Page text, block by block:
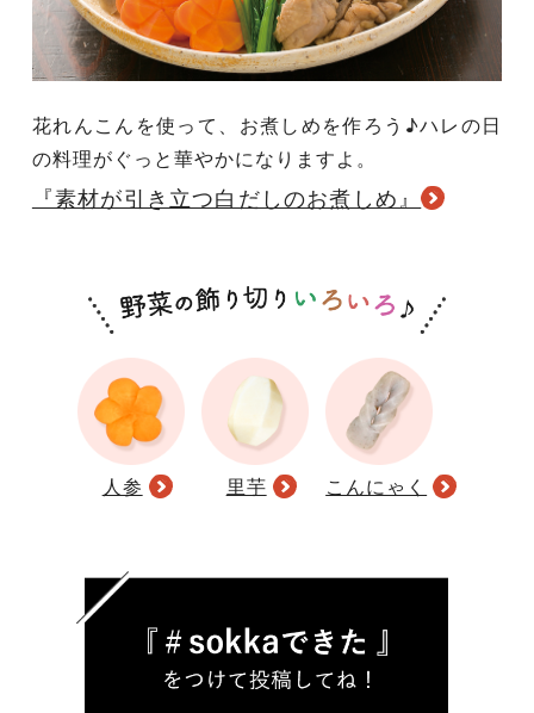
花れんこんを使って、お煮しめを作ろう♪ハレの日
の料理がぐっと華やかになりますよ。
『素材が引き立つ白だしのお煮しめ』
人参 里芋 こんにゃく